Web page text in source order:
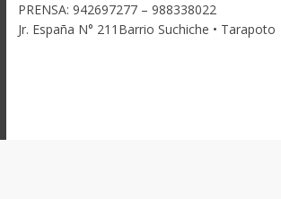
PRENSA: 942697277 – 988338022
Jr. España N° 211Barrio Suchiche • Tarapoto